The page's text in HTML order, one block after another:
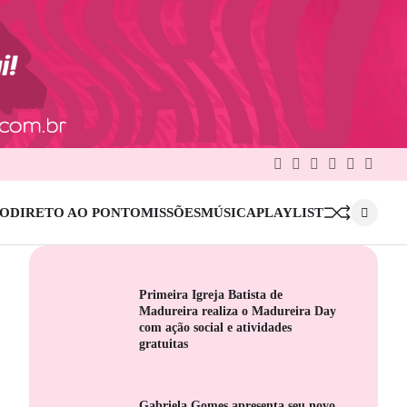
Facebook
Twitter
Google
Linkedin
Pinterest
DIRETO AO PONTOMISSÕESMÚSICAPLAYLIST
Primeira Igreja Batista de
Madureira realiza o Madureira Day
com ação social e atividades
gratuitas